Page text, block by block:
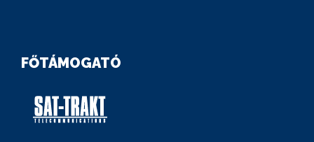
FŐTÁMOGATÓ